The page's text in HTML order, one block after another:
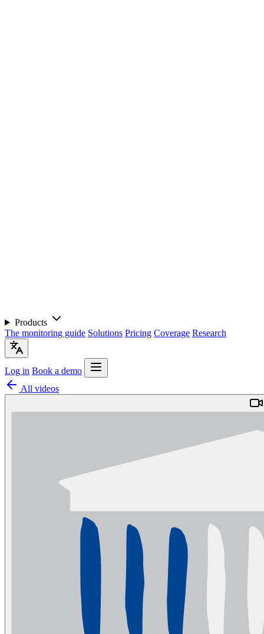
Products
The monitoring guide Solutions Pricing Coverage Research
Log in Book a demo
All videos